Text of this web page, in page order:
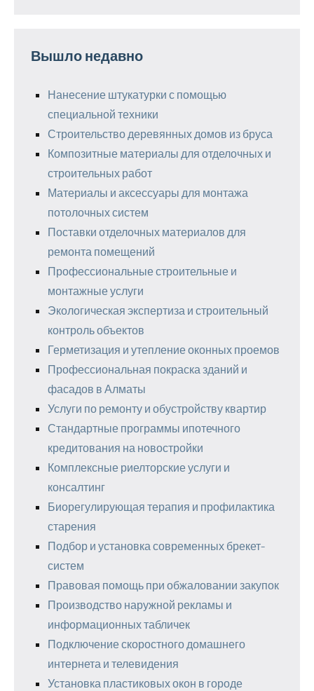
Вышло недавно
Нанесение штукатурки с помощью
специальной техники
Строительство деревянных домов из бруса
Композитные материалы для отделочных и
строительных работ
Материалы и аксессуары для монтажа
потолочных систем
Поставки отделочных материалов для
ремонта помещений
Профессиональные строительные и
монтажные услуги
Экологическая экспертиза и строительный
контроль объектов
Герметизация и утепление оконных проемов
Профессиональная покраска зданий и
фасадов в Алматы
Услуги по ремонту и обустройству квартир
Стандартные программы ипотечного
кредитования на новостройки
Комплексные риелторские услуги и
консалтинг
Биорегулирующая терапия и профилактика
старения
Подбор и установка современных брекет-
систем
Правовая помощь при обжаловании закупок
Производство наружной рекламы и
информационных табличек
Подключение скоростного домашнего
интернета и телевидения
Установка пластиковых окон в городе